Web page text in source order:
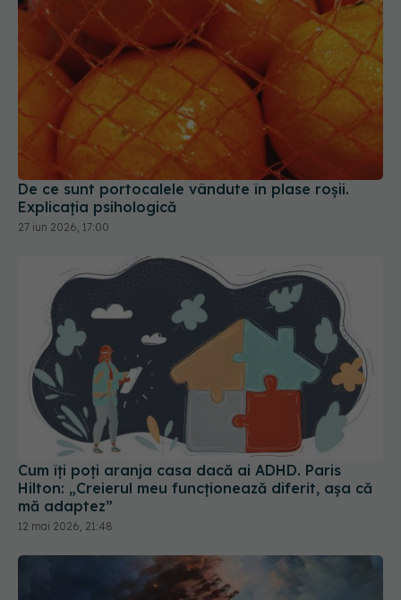
De ce sunt portocalele vândute în plase roșii.
Explicația psihologică
27 iun 2026, 17:00
Cum îți poți aranja casa dacă ai ADHD. Paris
Hilton: „Creierul meu funcționează diferit, așa că
mă adaptez”
12 mai 2026, 21:48